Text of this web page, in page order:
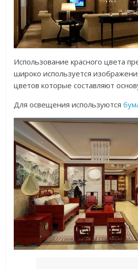
Использование красного цвета
широко используется
цветов которые составляют
Для освещения используются